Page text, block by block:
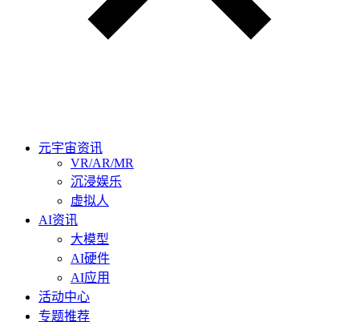
元宇宙资讯
VR/AR/MR
沉浸娱乐
虚拟人
AI资讯
大模型
AI硬件
AI应用
活动中心
专题推荐